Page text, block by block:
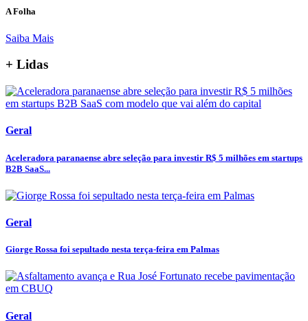
A Folha
Saiba Mais
+ Lidas
Geral
Aceleradora paranaense abre seleção para investir R$ 5 milhões em startups
B2B SaaS...
Geral
Giorge Rossa foi sepultado nesta terça-feira em Palmas
Geral